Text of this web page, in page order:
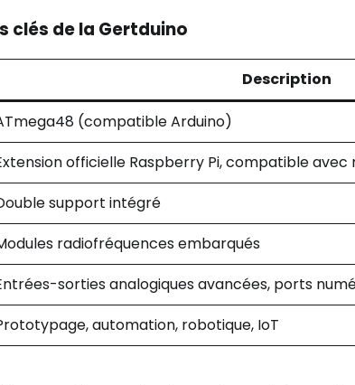
clés de la Gertduino
Description
(compatible Arduino)
officielle Raspberry Pi, compatible avec
support intégré
radiofréquences embarqués
sorties analogiques avancées, ports
automation, robotique, IoT